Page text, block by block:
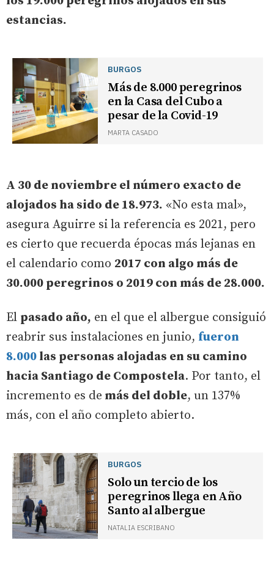
estancias.
BURGOS
Más de 8.000 peregrinos
en la Casa del Cubo a
pesar de la Covid-19
MARTA CASADO
A 30 de noviembre el número exacto de
alojados ha sido de 18.973. «No esta mal»,
asegura Aguirre si la referencia es 2021, pero
es cierto que recuerda épocas más lejanas en
el calendario como 2017 con algo más de
30.000 peregrinos o 2019 con más de 28.000.
El pasado año, en el que el albergue consiguió
reabrir sus instalaciones en junio, fueron
8.000 las personas alojadas en su camino
hacia Santiago de Compostela. Por tanto, el
incremento es de más del doble, un 137%
más, con el año completo abierto.
BURGOS
Solo un tercio de los
peregrinos llega en Año
Santo al albergue
NATALIA ESCRIBANO